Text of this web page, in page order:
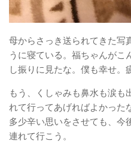
母からさっき送られてきた写
うに寝ている。福ちゃんがこ
し振りに見たな。僕も幸せ。
もう、くしゃみも鼻水も涙も
れて行ってあげればよかった
多少辛い思いをさせても、今
連れて行こう。